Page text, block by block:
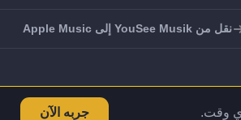
نقل من YouSee Musik إلى Apple Music
أي وقت. جربه الآن